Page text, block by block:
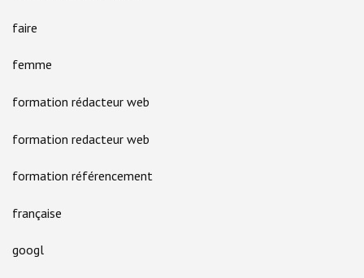
faire
femme
formation rédacteur web
formation redacteur web
formation référencement
française
googl